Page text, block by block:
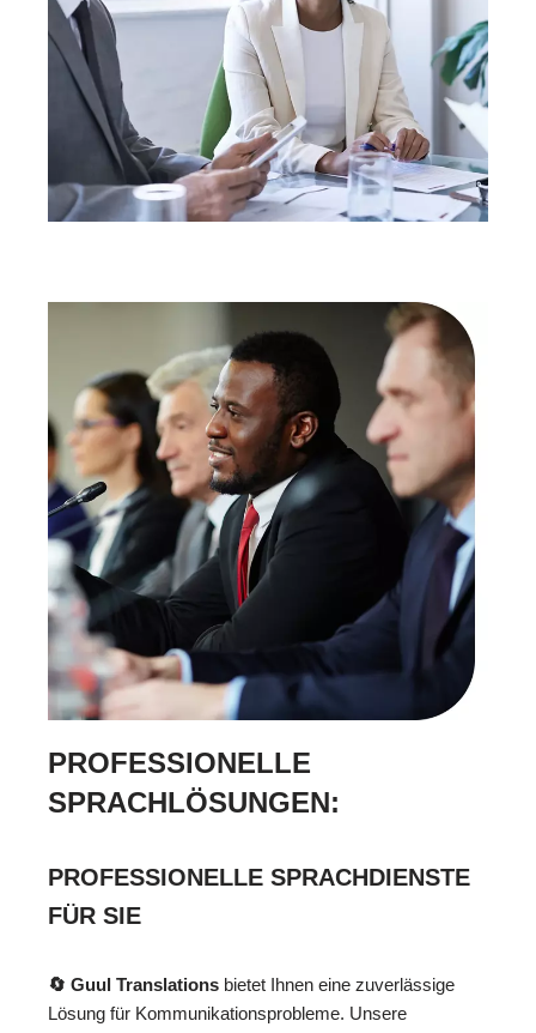
PROFESSIONELLE
SPRACHLÖSUNGEN:
PROFESSIONELLE SPRACHDIENSTE
FÜR SIE
🔄 Guul Translations bietet Ihnen eine zuverlässige
Lösung für Kommunikationsprobleme. Unsere